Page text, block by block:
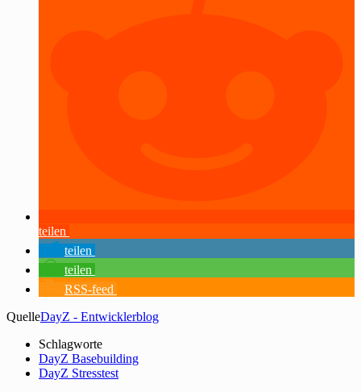
teilen
teilen
teilen
RSS-feed
QuelleDayZ - Entwicklerblog
Schlagworte
DayZ Basebuilding
DayZ Stresstest